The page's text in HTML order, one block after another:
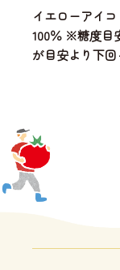
イエローアイ
100％ ※糖度目
が目安より下回